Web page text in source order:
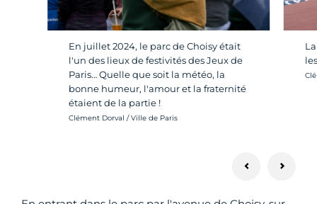
En juillet 2024, le parc de Choisy était
l'un des lieux de festivités des Jeux de
Paris… Quelle que soit la météo, la
bonne humeur, l'amour et la fraternité
étaient de la partie !
Crédit photo :
Clément Dorval / Ville de Paris